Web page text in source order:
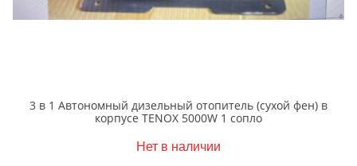
3 в 1 Автономный дизельный отопитель (cухой фен) в
корпусе TENOX 5000W 1 сопло
Нет в наличии